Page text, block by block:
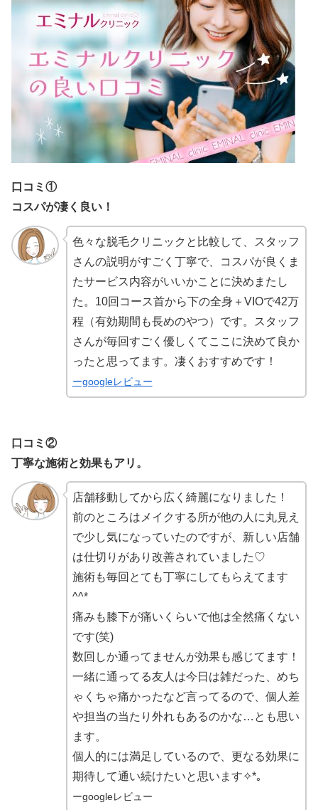
口コミ①
コスパが凄く良い！
色々な脱毛クリニックと比較して、スタッフ
さんの説明がすごく丁寧で、コスパが良くま
たサービス内容がいいかことに決めまたし
た。10回コース首から下の全身＋VIOで42万
程（有効期間も長めのやつ）です。スタッフ
さんが毎回すごく優しくてここに決めて良か
ったと思ってます。凄くおすすめです！
ーgoogleレビュー
口コミ②
丁寧な施術と効果もアリ。
店舗移動してから広く綺麗になりました！
前のところはメイクする所が他の人に丸見え
で少し気になっていたのですが、新しい店舗
は仕切りがあり改善されていました♡
施術も毎回とても丁寧にしてもらえてます
^^*
痛みも膝下が痛いくらいで他は全然痛くない
です(笑)
数回しか通ってませんが効果も感じてます！
一緒に通ってる友人は今日は雑だった、めち
ゃくちゃ痛かったなど言ってるので、個人差
や担当の当たり外れもあるのかな…とも思い
ます。
個人的には満足しているので、更なる効果に
期待して通い続けたいと思います✧*｡
ーgoogleレビュー